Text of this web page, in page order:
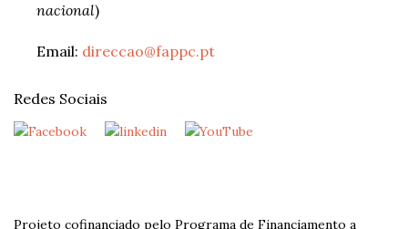
nacional)
Email: direccao@fappc.pt
Redes Sociais
Projeto cofinanciado pelo Programa de Financiamento a